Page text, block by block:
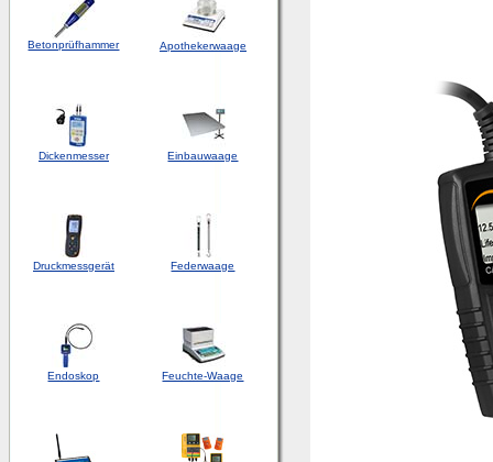
Betonprüfhammer Apothekerwaage
Dickenmesser Einbauwaage
Druckmessgerät Federwaage
Endoskop Feuchte-Waage